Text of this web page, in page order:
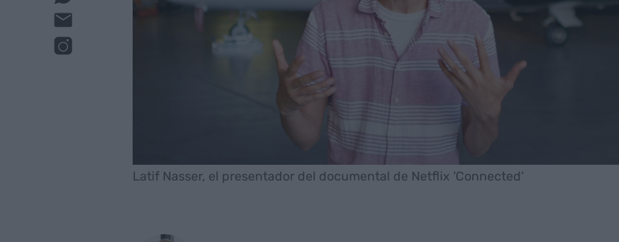
Latif Nasser, el presentador del documental de Netflix 'Connected'